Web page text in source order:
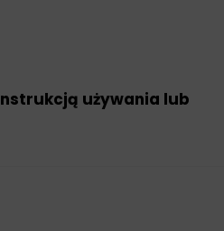
używania lub